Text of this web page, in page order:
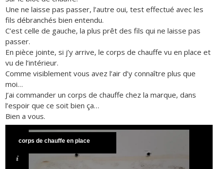
Une ne laisse pas passer, l’autre oui, test effectué avec les
fils débranchés bien entendu.
C’est celle de gauche, la plus prêt des fils qui ne laisse pas
passer.
En pièce jointe, si j’y arrive, le corps de chauffe vu en place et
vu de l’intérieur.
Comme visiblement vous avez l’air d’y connaître plus que
moi…
J’ai commander un corps de chauffe chez la marque, dans
l’espoir que ce soit bien ça…
Bien a vous.
corps de chauffe en place